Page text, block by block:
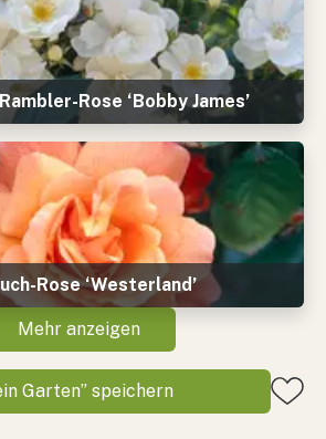
Rose ‘Bobby James’
Rose ‘Westerland’
Mehr anzeigen
Garten” speichern